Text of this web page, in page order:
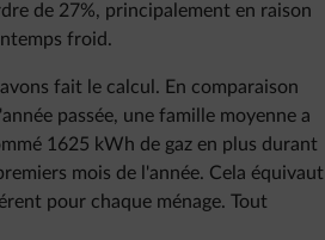
de 27%, principalement en raison
froid.
fait le calcul. En comparaison
passée, une famille moyenne a
1625 kWh de gaz en plus durant
mois de l'année. Cela équivaut
pour chaque ménage. Tout